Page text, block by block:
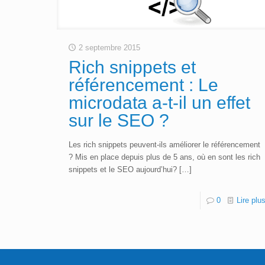
2 septembre 2015
Rich snippets et
référencement : Le
microdata a-t-il un effet
sur le SEO ?
Les rich snippets peuvent-ils améliorer le référencement
? Mis en place depuis plus de 5 ans, où en sont les rich
snippets et le SEO aujourd’hui?[…]
0 Lire